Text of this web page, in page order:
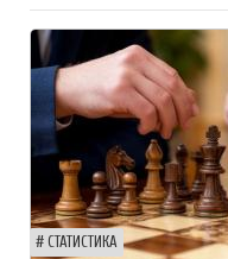
СТАТИСТИКА